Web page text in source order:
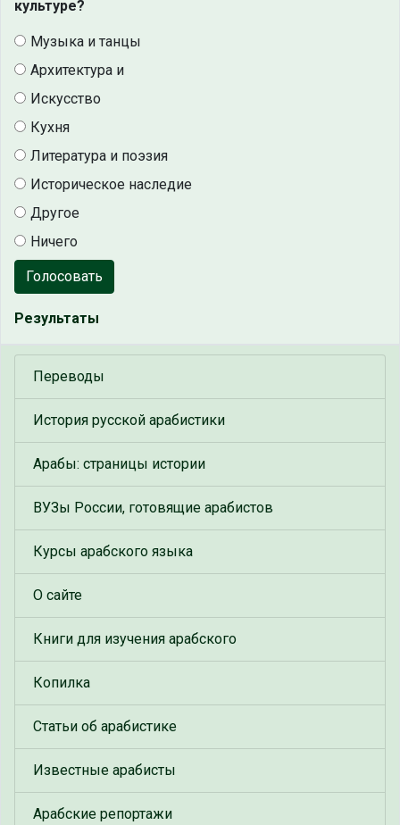
культуре?
Музыка и танцы
Архитектура и
Искусство
Кухня
Литература и поэзия
Историческое наследие
Другое
Ничего
Голосовать
Результаты
Переводы
История русской арабистики
Арабы: страницы истории
ВУЗы России, готовящие арабистов
Курсы арабского языка
О сайте
Книги для изучения арабского
Копилка
Статьи об арабистике
Известные арабисты
Арабские репортажи